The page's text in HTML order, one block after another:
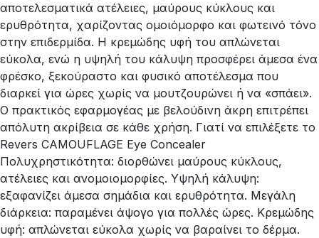
αποτελεσματικά ατέλειες, μαύρους κύκλους και
ερυθρότητα, χαρίζοντας ομοιόμορφο και φωτεινό τόνο
στην επιδερμίδα. Η κρεμώδης υφή του απλώνεται
εύκολα, ενώ η υψηλή του κάλυψη προσφέρει άμεσα ένα
φρέσκο, ξεκούραστο και φυσικό αποτέλεσμα που
διαρκεί για ώρες χωρίς να μουτζουρώνει ή να «σπάει».
Ο πρακτικός εφαρμογέας με βελούδινη άκρη επιτρέπει
απόλυτη ακρίβεια σε κάθε χρήση. Γιατί να επιλέξετε το
Revers CAMOUFLAGE Eye Concealer
Πολυχρηστικότητα: διορθώνει μαύρους κύκλους,
ατέλειες και ανομοιομορφίες. Υψηλή κάλυψη:
εξαφανίζει άμεσα σημάδια και ερυθρότητα. Μεγάλη
διάρκεια: παραμένει άψογο για πολλές ώρες. Κρεμώδης
υφή: απλώνεται εύκολα χωρίς να βαραίνει το δέρμα.